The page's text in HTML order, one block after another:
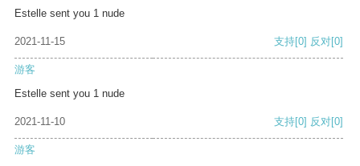
Estelle sent you 1 nude
2021-11-15 支持[0] 反对[0]
游客
Estelle sent you 1 nude
2021-11-10 支持[0] 反对[0]
游客